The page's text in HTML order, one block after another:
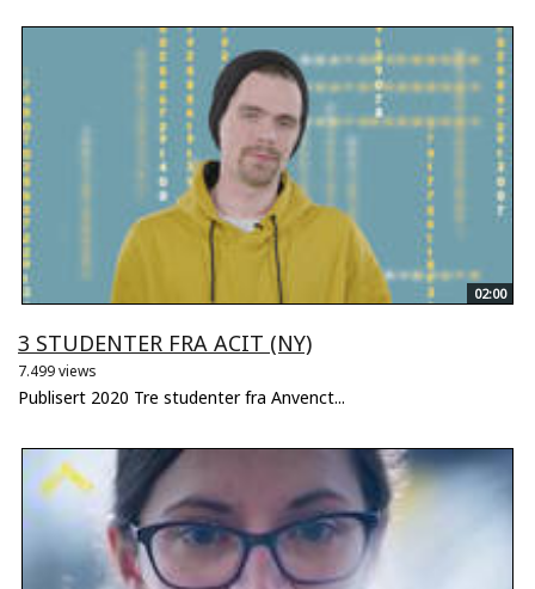
02:00
3 STUDENTER FRA ACIT (NY)
7.499 views
Publisert 2020 Tre studenter fra Anvenct...